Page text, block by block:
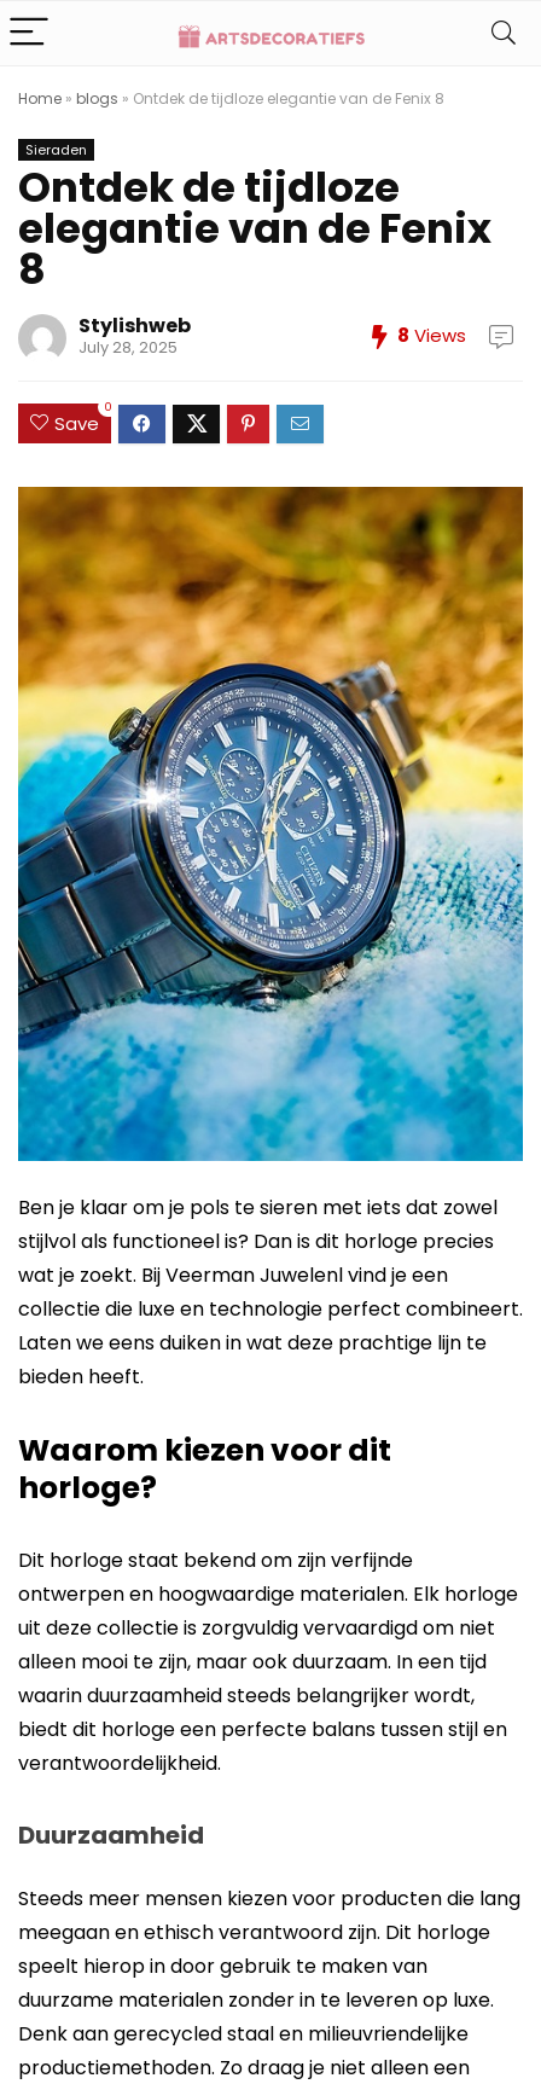
Home » blogs » Ontdek de tijdloze elegantie van de Fenix 8
Sieraden
Ontdek de tijdloze
elegantie van de Fenix
8
Stylishweb
July 28, 2025 8 Views
Save
0
Ben je klaar om je pols te sieren met iets dat zowel
stijlvol als functioneel is? Dan is dit horloge precies
wat je zoekt. Bij Veerman Juwelenl vind je een
collectie die luxe en technologie perfect combineert.
Laten we eens duiken in wat deze prachtige lijn te
bieden heeft.
Waarom kiezen voor dit
horloge?
Dit horloge staat bekend om zijn verfijnde
ontwerpen en hoogwaardige materialen. Elk horloge
uit deze collectie is zorgvuldig vervaardigd om niet
alleen mooi te zijn, maar ook duurzaam. In een tijd
waarin duurzaamheid steeds belangrijker wordt,
biedt dit horloge een perfecte balans tussen stijl en
verantwoordelijkheid.
Duurzaamheid
Steeds meer mensen kiezen voor producten die lang
meegaan en ethisch verantwoord zijn. Dit horloge
speelt hierop in door gebruik te maken van
duurzame materialen zonder in te leveren op luxe.
Denk aan gerecycled staal en milieuvriendelijke
productiemethoden. Zo draag je niet alleen een